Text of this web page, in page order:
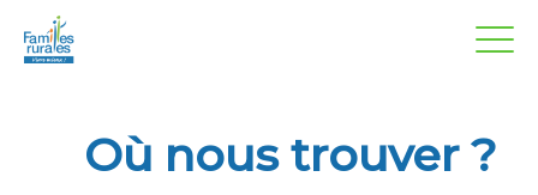
Où nous trouver ?
Panneau de gestion des cookies